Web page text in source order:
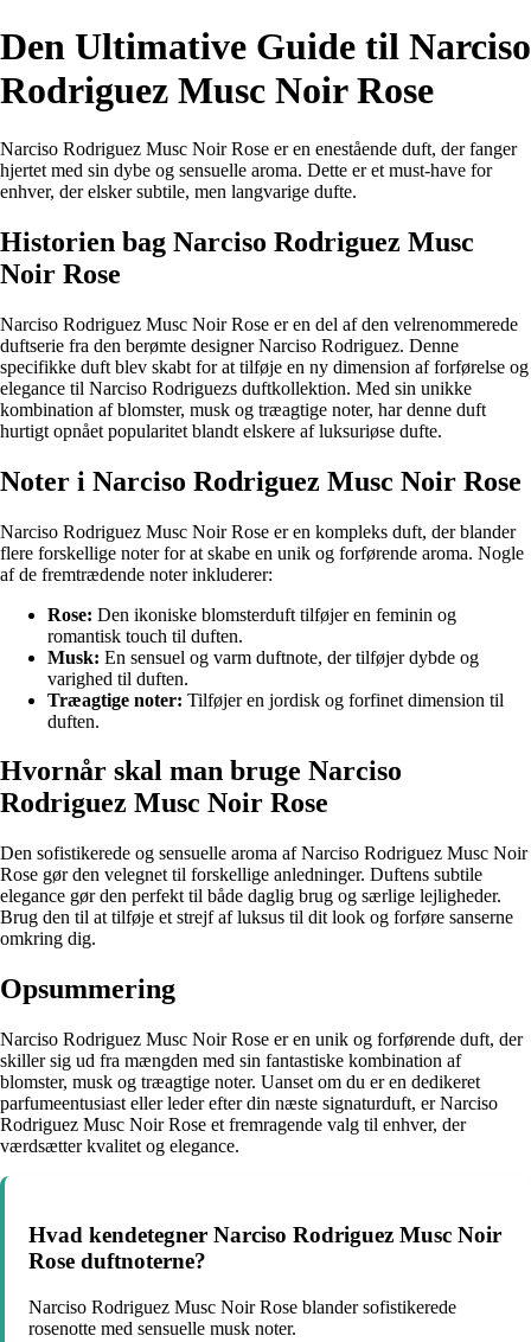
Den Ultimative Guide til Narciso
Rodriguez Musc Noir Rose
Narciso Rodriguez Musc Noir Rose er en enestående duft, der fanger
hjertet med sin dybe og sensuelle aroma. Dette er et must-have for
enhver, der elsker subtile, men langvarige dufte.
Historien bag Narciso Rodriguez Musc
Noir Rose
Narciso Rodriguez Musc Noir Rose er en del af den velrenommerede
duftserie fra den berømte designer Narciso Rodriguez. Denne
specifikke duft blev skabt for at tilføje en ny dimension af forførelse og
elegance til Narciso Rodriguezs duftkollektion. Med sin unikke
kombination af blomster, musk og træagtige noter, har denne duft
hurtigt opnået popularitet blandt elskere af luksuriøse dufte.
Noter i Narciso Rodriguez Musc Noir Rose
Narciso Rodriguez Musc Noir Rose er en kompleks duft, der blander
flere forskellige noter for at skabe en unik og forførende aroma. Nogle
af de fremtrædende noter inkluderer:
Rose: Den ikoniske blomsterduft tilføjer en feminin og
romantisk touch til duften.
Musk: En sensuel og varm duftnote, der tilføjer dybde og
varighed til duften.
Træagtige noter: Tilføjer en jordisk og forfinet dimension til
duften.
Hvornår skal man bruge Narciso
Rodriguez Musc Noir Rose
Den sofistikerede og sensuelle aroma af Narciso Rodriguez Musc Noir
Rose gør den velegnet til forskellige anledninger. Duftens subtile
elegance gør den perfekt til både daglig brug og særlige lejligheder.
Brug den til at tilføje et strejf af luksus til dit look og forføre sanserne
omkring dig.
Opsummering
Narciso Rodriguez Musc Noir Rose er en unik og forførende duft, der
skiller sig ud fra mængden med sin fantastiske kombination af
blomster, musk og træagtige noter. Uanset om du er en dedikeret
parfumeentusiast eller leder efter din næste signaturduft, er Narciso
Rodriguez Musc Noir Rose et fremragende valg til enhver, der
værdsætter kvalitet og elegance.
Hvad kendetegner Narciso Rodriguez Musc Noir
Rose duftnoterne?
Narciso Rodriguez Musc Noir Rose blander sofistikerede
rosenotte med sensuelle musk noter.